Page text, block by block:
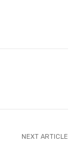
NEXT ARTICLE